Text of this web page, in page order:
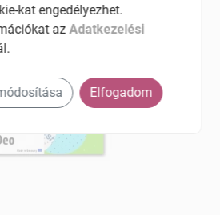
kat engedélyezhet.
azAdatkezelési
Elfogadom